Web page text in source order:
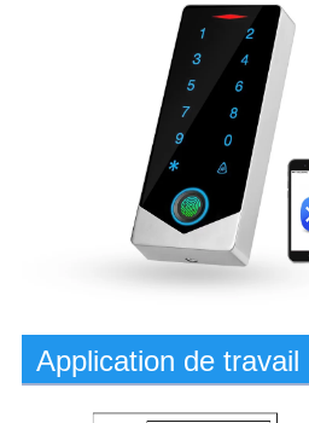
Application de travail